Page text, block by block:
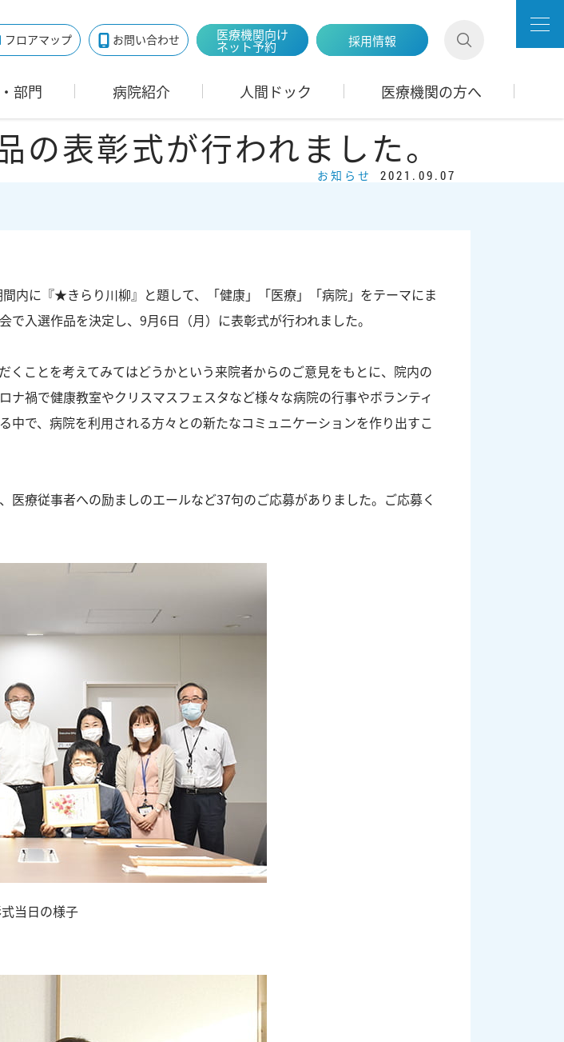
フロアマップ お問い合わせ 医療機関向け
ネット予約 採用情報
部門 病院紹介 人間ドック 医療機関の方へ
の表彰式が行われました。
お知らせ 2021.09.07
内に『★きらり川柳』と題して、「健康」「医療」「病院」をテーマにま
入選作品を決定し、9月6日（月）に表彰式が行われました。
ことを考えてみてはどうかという来院者からのご意見をもとに、院内の
禍で健康教室やクリスマスフェスタなど様々な病院の行事やボランティ
で、病院を利用される方々との新たなコミュニケーションを作り出すこ
療従事者への励ましのエールなど37句のご応募がありました。ご応募く
当日の様子